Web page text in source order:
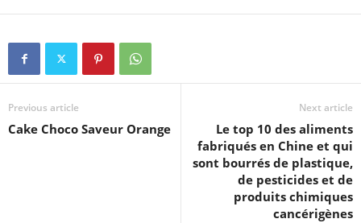
Previous article
Cake Choco Saveur Orange
Next article
Le top 10 des aliments
fabriqués en Chine et qui
sont bourrés de plastique,
de pesticides et de
produits chimiques
cancérigènes